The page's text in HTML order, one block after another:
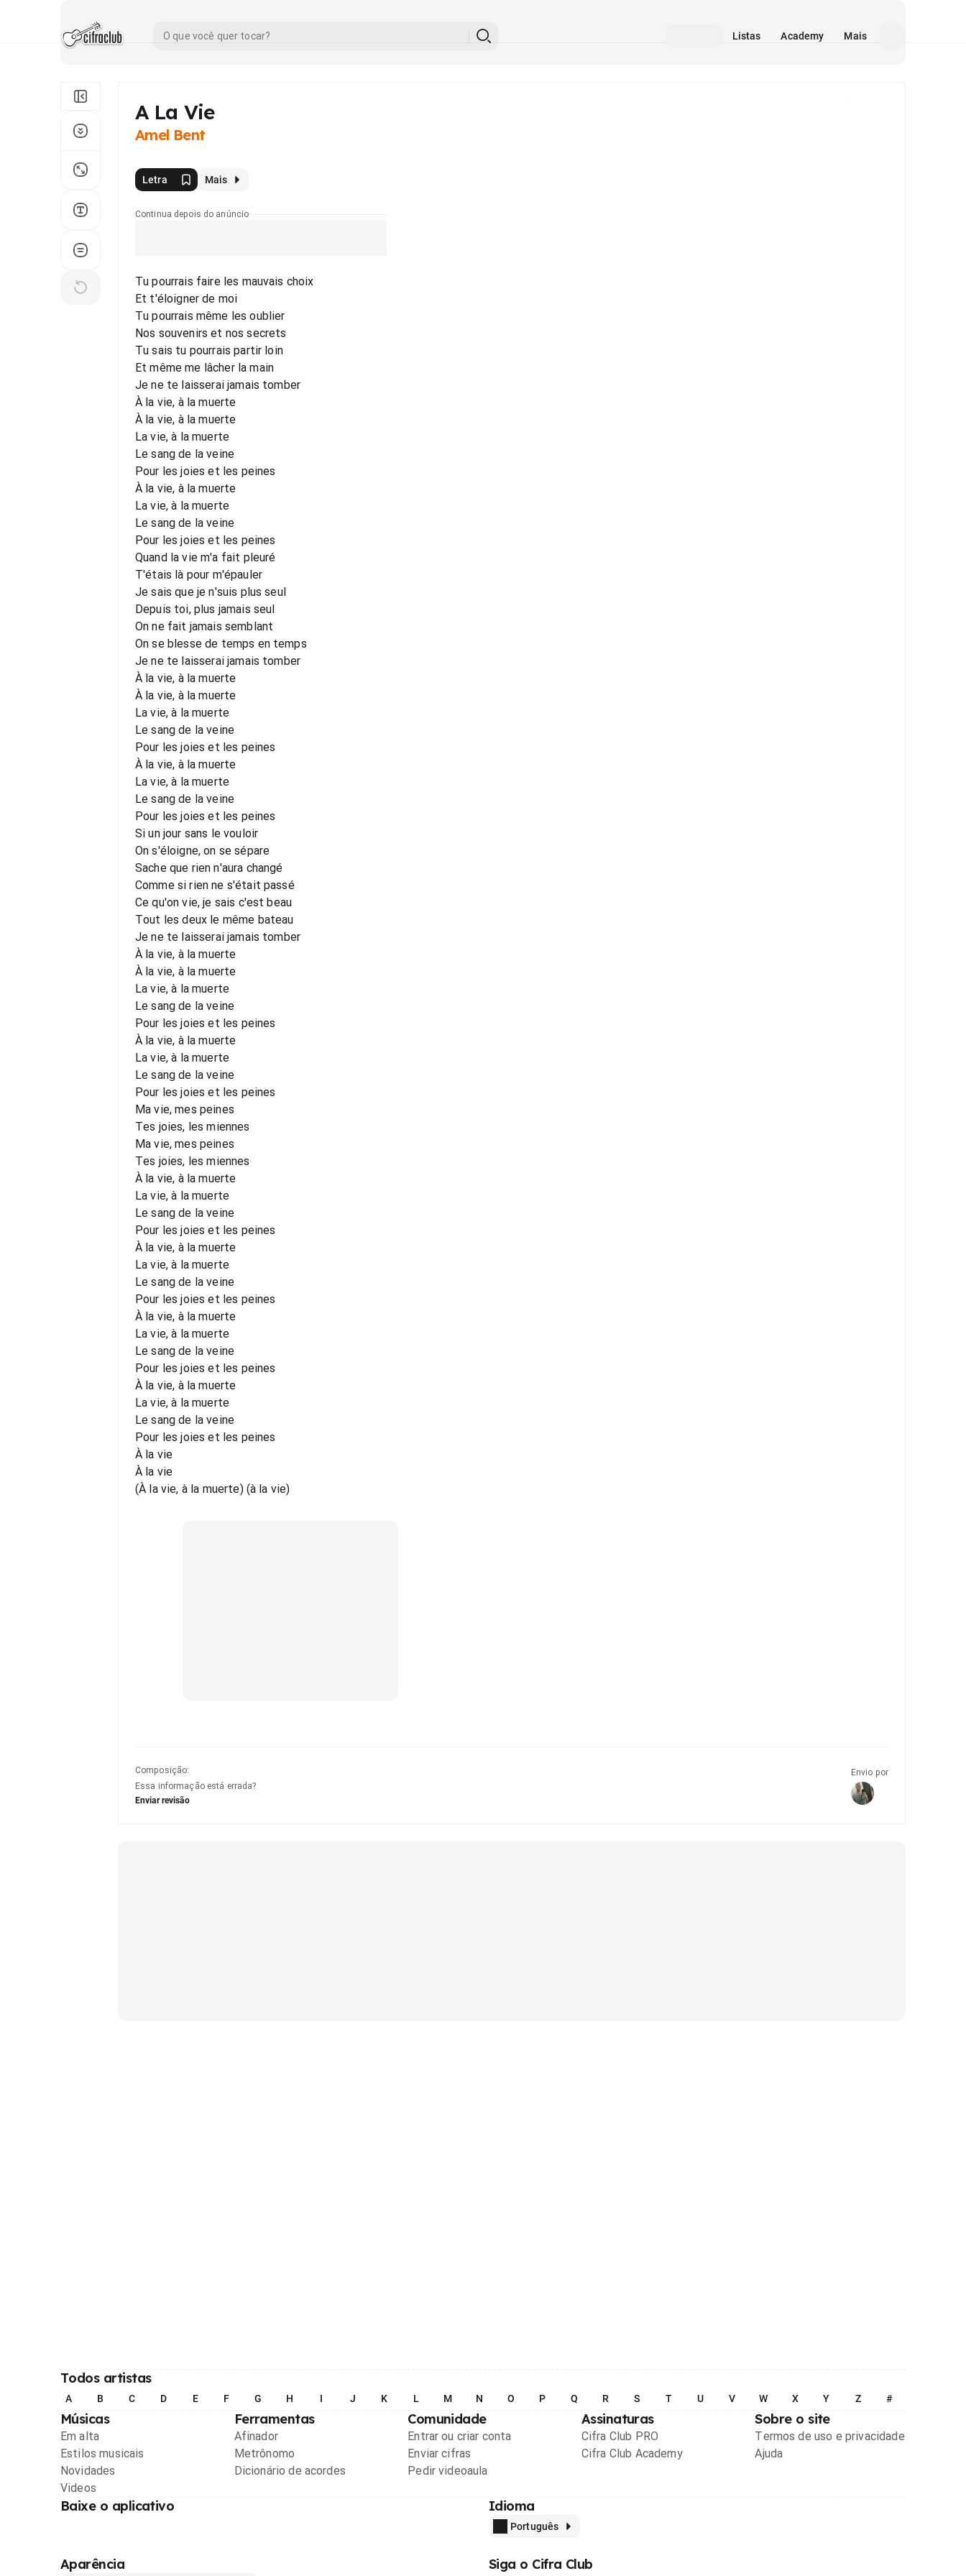
Listas Academy Mais
A La Vie
Amel Bent
Letra Mais
Continua depois do anúncio
Tu pourrais faire les mauvais choix
Et t'éloigner de moi
Tu pourrais même les oublier
Nos souvenirs et nos secrets
Tu sais tu pourrais partir loin
Et même me lâcher la main
Je ne te laisserai jamais tomber
À la vie, à la muerte
À la vie, à la muerte
La vie, à la muerte
Le sang de la veine
Pour les joies et les peines
À la vie, à la muerte
La vie, à la muerte
Le sang de la veine
Pour les joies et les peines
Quand la vie m'a fait pleuré
T'étais là pour m'épauler
Je sais que je n'suis plus seul
Depuis toi, plus jamais seul
On ne fait jamais semblant
On se blesse de temps en temps
Je ne te laisserai jamais tomber
À la vie, à la muerte
À la vie, à la muerte
La vie, à la muerte
Le sang de la veine
Pour les joies et les peines
À la vie, à la muerte
La vie, à la muerte
Le sang de la veine
Pour les joies et les peines
Si un jour sans le vouloir
On s'éloigne, on se sépare
Sache que rien n'aura changé
Comme si rien ne s'était passé
Ce qu'on vie, je sais c'est beau
Tout les deux le même bateau
Je ne te laisserai jamais tomber
À la vie, à la muerte
À la vie, à la muerte
La vie, à la muerte
Le sang de la veine
Pour les joies et les peines
À la vie, à la muerte
La vie, à la muerte
Le sang de la veine
Pour les joies et les peines
Ma vie, mes peines
Tes joies, les miennes
Ma vie, mes peines
Tes joies, les miennes
À la vie, à la muerte
La vie, à la muerte
Le sang de la veine
Pour les joies et les peines
À la vie, à la muerte
La vie, à la muerte
Le sang de la veine
Pour les joies et les peines
À la vie, à la muerte
La vie, à la muerte
Le sang de la veine
Pour les joies et les peines
À la vie, à la muerte
La vie, à la muerte
Le sang de la veine
Pour les joies et les peines
À la vie
À la vie
(À la vie, à la muerte) (à la vie)
Composição:
Essa informação está errada?
Enviar revisão
Envio por
Todos artistas
A B C D E F G H I J K L M N O P Q R S T U V W X Y Z #
Músicas
Em alta
Estilos musicais
Novidades
Videos
Ferramentas
Afinador
Metrônomo
Dicionário de acordes
Comunidade
Entrar ou criar conta
Enviar cifras
Pedir videoaula
Assinaturas
Cifra Club PRO
Cifra Club Academy
Sobre o site
Termos de uso e privacidade
Ajuda
Baixe o aplicativo Idioma
Português
Aparência Siga o Cifra Club